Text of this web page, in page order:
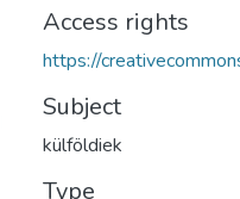
Access rights
https://
Subject
külföldiek
Type